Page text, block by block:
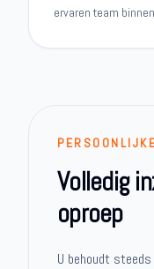
ervaren team
Volledig
oproep
U behoudt